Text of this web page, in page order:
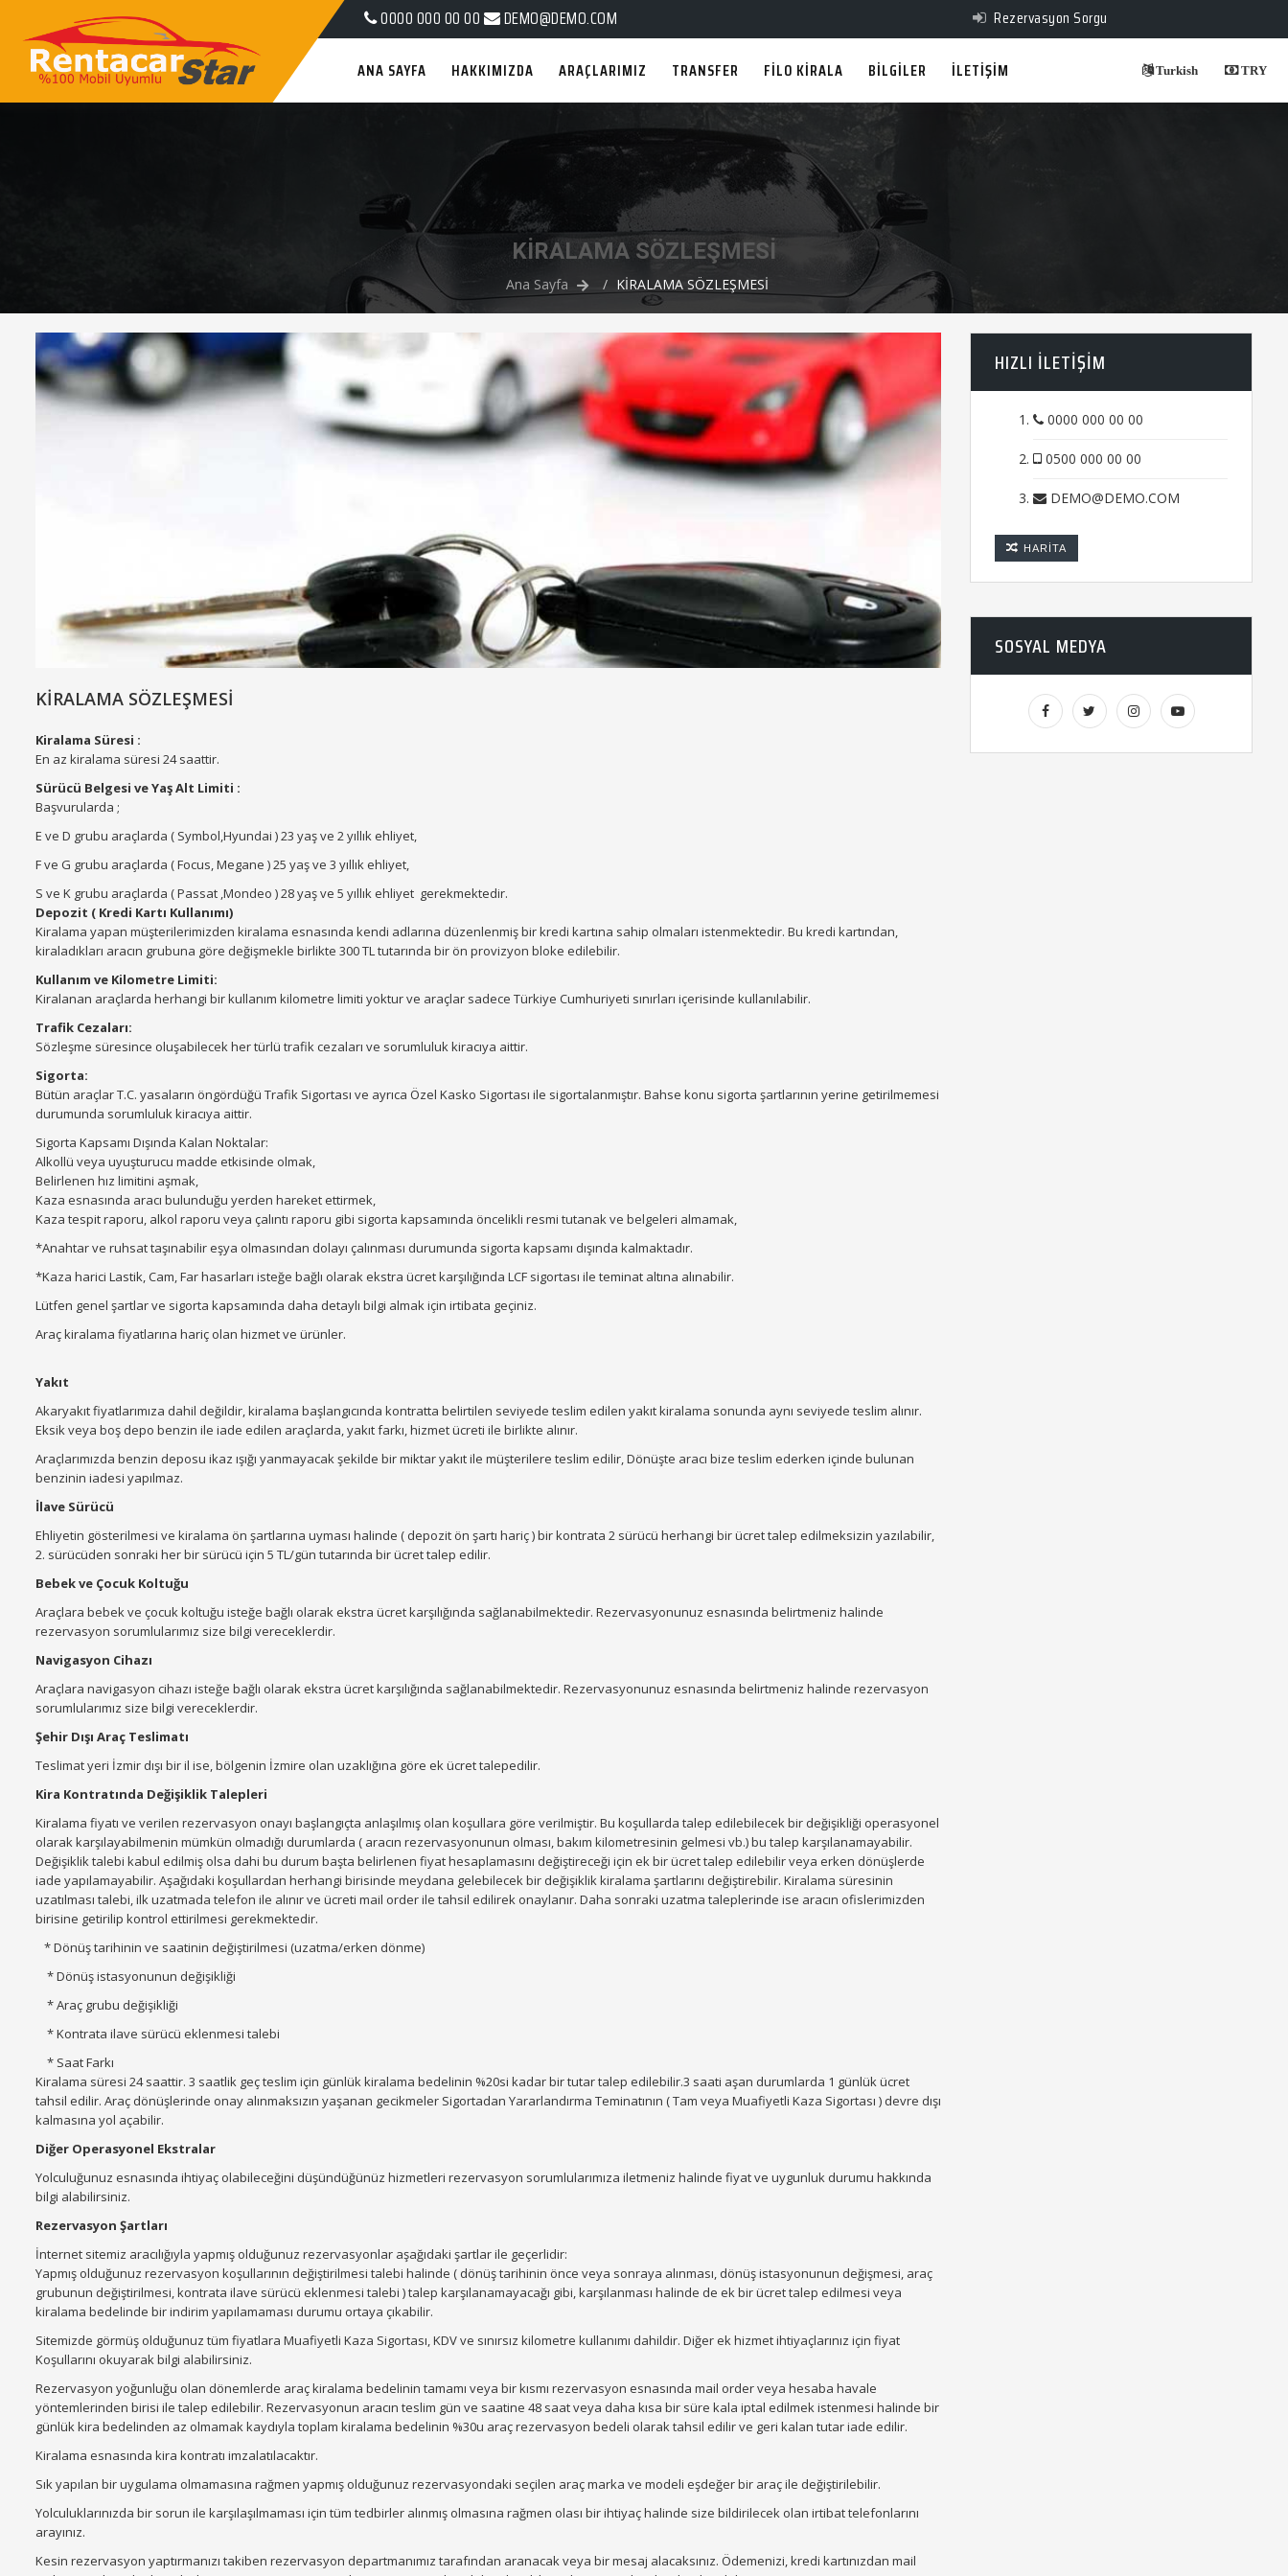
0000 000 00 00 DEMO@DEMO.COM Rezervasyon Sorgu
TRY
Turkish
ANA SAYFA HAKKIMIZDA ARAÇLARIMIZ TRANSFER FİLO KİRALA BİLGİLER İLETİŞİM
KİRALAMA SÖZLEŞMESİ
Ana Sayfa KİRALAMA SÖZLEŞMESİ
KİRALAMA SÖZLEŞMESİ
Kiralama Süresi :
En az kiralama süresi 24 saattir.
Sürücü Belgesi ve Yaş Alt Limiti :
Başvurularda ;
E ve D grubu araçlarda ( Symbol,Hyundai ) 23 yaş ve 2 yıllık ehliyet,
F ve G grubu araçlarda ( Focus, Megane ) 25 yaş ve 3 yıllık ehliyet,
S ve K grubu araçlarda ( Passat ,Mondeo ) 28 yaş ve 5 yıllık ehliyet gerekmektedir.
Depozit ( Kredi Kartı Kullanımı)
Kiralama yapan müşterilerimizden kiralama esnasında kendi adlarına düzenlenmiş bir kredi kartına sahip olmaları istenmektedir. Bu kredi kartından,
kiraladıkları aracın grubuna göre değişmekle birlikte 300 TL tutarında bir ön provizyon bloke edilebilir.
Kullanım ve Kilometre Limiti:
Kiralanan araçlarda herhangi bir kullanım kilometre limiti yoktur ve araçlar sadece Türkiye Cumhuriyeti sınırları içerisinde kullanılabilir.
Trafik Cezaları:
Sözleşme süresince oluşabilecek her türlü trafik cezaları ve sorumluluk kiracıya aittir.
Sigorta:
Bütün araçlar T.C. yasaların öngördüğü Trafik Sigortası ve ayrıca Özel Kasko Sigortası ile sigortalanmıştır. Bahse konu sigorta şartlarının yerine getirilmemesi
durumunda sorumluluk kiracıya aittir.
Sigorta Kapsamı Dışında Kalan Noktalar:
Alkollü veya uyuşturucu madde etkisinde olmak,
Belirlenen hız limitini aşmak,
Kaza esnasında aracı bulunduğu yerden hareket ettirmek,
Kaza tespit raporu, alkol raporu veya çalıntı raporu gibi sigorta kapsamında öncelikli resmi tutanak ve belgeleri almamak,
*Anahtar ve ruhsat taşınabilir eşya olmasından dolayı çalınması durumunda sigorta kapsamı dışında kalmaktadır.
*Kaza harici Lastik, Cam, Far hasarları isteğe bağlı olarak ekstra ücret karşılığında LCF sigortası ile teminat altına alınabilir.
Lütfen genel şartlar ve sigorta kapsamında daha detaylı bilgi almak için irtibata geçiniz.
Araç kiralama fiyatlarına hariç olan hizmet ve ürünler.
Yakıt
Akaryakıt fiyatlarımıza dahil değildir, kiralama başlangıcında kontratta belirtilen seviyede teslim edilen yakıt kiralama sonunda aynı seviyede teslim alınır.
Eksik veya boş depo benzin ile iade edilen araçlarda, yakıt farkı, hizmet ücreti ile birlikte alınır.
Araçlarımızda benzin deposu ikaz ışığı yanmayacak şekilde bir miktar yakıt ile müşterilere teslim edilir, Dönüşte aracı bize teslim ederken içinde bulunan
benzinin iadesi yapılmaz.
İlave Sürücü
Ehliyetin gösterilmesi ve kiralama ön şartlarına uyması halinde ( depozit ön şartı hariç ) bir kontrata 2 sürücü herhangi bir ücret talep edilmeksizin yazılabilir,
2. sürücüden sonraki her bir sürücü için 5 TL/gün tutarında bir ücret talep edilir.
Bebek ve Çocuk Koltuğu
Araçlara bebek ve çocuk koltuğu isteğe bağlı olarak ekstra ücret karşılığında sağlanabilmektedir. Rezervasyonunuz esnasında belirtmeniz halinde
rezervasyon sorumlularımız size bilgi vereceklerdir.
Navigasyon Cihazı
Araçlara navigasyon cihazı isteğe bağlı olarak ekstra ücret karşılığında sağlanabilmektedir. Rezervasyonunuz esnasında belirtmeniz halinde rezervasyon
sorumlularımız size bilgi vereceklerdir.
Şehir Dışı Araç Teslimatı
Teslimat yeri İzmir dışı bir il ise, bölgenin İzmire olan uzaklığına göre ek ücret talepedilir.
Kira Kontratında Değişiklik Talepleri
Kiralama fiyatı ve verilen rezervasyon onayı başlangıçta anlaşılmış olan koşullara göre verilmiştir. Bu koşullarda talep edilebilecek bir değişikliği operasyonel
olarak karşılayabilmenin mümkün olmadığı durumlarda ( aracın rezervasyonunun olması, bakım kilometresinin gelmesi vb.) bu talep karşılanamayabilir.
Değişiklik talebi kabul edilmiş olsa dahi bu durum başta belirlenen fiyat hesaplamasını değiştireceği için ek bir ücret talep edilebilir veya erken dönüşlerde
iade yapılamayabilir. Aşağıdaki koşullardan herhangi birisinde meydana gelebilecek bir değişiklik kiralama şartlarını değiştirebilir. Kiralama süresinin
uzatılması talebi, ilk uzatmada telefon ile alınır ve ücreti mail order ile tahsil edilirek onaylanır. Daha sonraki uzatma taleplerinde ise aracın ofislerimizden
birisine getirilip kontrol ettirilmesi gerekmektedir.
* Dönüş tarihinin ve saatinin değiştirilmesi (uzatma/erken dönme)
* Dönüş istasyonunun değişikliği
* Araç grubu değişikliği
* Kontrata ilave sürücü eklenmesi talebi
* Saat Farkı
Kiralama süresi 24 saattir. 3 saatlik geç teslim için günlük kiralama bedelinin %20si kadar bir tutar talep edilebilir.3 saati aşan durumlarda 1 günlük ücret
tahsil edilir. Araç dönüşlerinde onay alınmaksızın yaşanan gecikmeler Sigortadan Yararlandırma Teminatının ( Tam veya Muafiyetli Kaza Sigortası ) devre dışı
kalmasına yol açabilir.
Diğer Operasyonel Ekstralar
Yolculuğunuz esnasında ihtiyaç olabileceğini düşündüğünüz hizmetleri rezervasyon sorumlularımıza iletmeniz halinde fiyat ve uygunluk durumu hakkında
bilgi alabilirsiniz.
Rezervasyon Şartları
İnternet sitemiz aracılığıyla yapmış olduğunuz rezervasyonlar aşağıdaki şartlar ile geçerlidir:
Yapmış olduğunuz rezervasyon koşullarının değiştirilmesi talebi halinde ( dönüş tarihinin önce veya sonraya alınması, dönüş istasyonunun değişmesi, araç
grubunun değiştirilmesi, kontrata ilave sürücü eklenmesi talebi ) talep karşılanamayacağı gibi, karşılanması halinde de ek bir ücret talep edilmesi veya
kiralama bedelinde bir indirim yapılamaması durumu ortaya çıkabilir.
Sitemizde görmüş olduğunuz tüm fiyatlara Muafiyetli Kaza Sigortası, KDV ve sınırsız kilometre kullanımı dahildir. Diğer ek hizmet ihtiyaçlarınız için fiyat
Koşullarını okuyarak bilgi alabilirsiniz.
Rezervasyon yoğunluğu olan dönemlerde araç kiralama bedelinin tamamı veya bir kısmı rezervasyon esnasında mail order veya hesaba havale
yöntemlerinden birisi ile talep edilebilir. Rezervasyonun aracın teslim gün ve saatine 48 saat veya daha kısa bir süre kala iptal edilmek istenmesi halinde bir
günlük kira bedelinden az olmamak kaydıyla toplam kiralama bedelinin %30u araç rezervasyon bedeli olarak tahsil edilir ve geri kalan tutar iade edilir.
Kiralama esnasında kira kontratı imzalatılacaktır.
Sık yapılan bir uygulama olmamasına rağmen yapmış olduğunuz rezervasyondaki seçilen araç marka ve modeli eşdeğer bir araç ile değiştirilebilir.
Yolculuklarınızda bir sorun ile karşılaşılmaması için tüm tedbirler alınmış olmasına rağmen olası bir ihtiyaç halinde size bildirilecek olan irtibat telefonlarını
arayınız.
Kesin rezervasyon yaptırmanızı takiben rezervasyon departmanımız tarafından aranacak veya bir mesaj alacaksınız. Ödemenizi, kredi kartınızdan mail
HIZLI ILETIŞIM
0000 000 00 00
0500 000 00 00
DEMO@DEMO.COM
HARITA
SOSYAL MEDYA